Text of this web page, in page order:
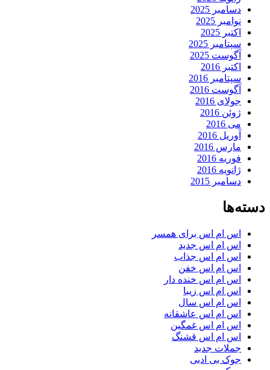
دسامبر 2025
نوامبر 2025
اکتبر 2025
سپتامبر 2025
آگوست 2025
اکتبر 2016
سپتامبر 2016
آگوست 2016
جولای 2016
ژوئن 2016
می 2016
آوریل 2016
مارس 2016
فوریه 2016
ژانویه 2016
دسامبر 2015
دسته‌ها
اس ام اس برای همسر
اس ام اس جدید
اس ام اس جذاب
اس ام اس خفن
اس ام اس خنده دار
اس ام اس زیبا
اس ام اس سال
اس ام اس عاشقانه
اس ام اس غمگین
اس ام اس قشنگ
جملات جدید
جوک بی ادبی